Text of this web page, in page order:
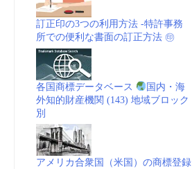
訂正印の3つの利用方法 -特許事務
所での便利な書面の訂正方法 ㊞
各国商標データベース
国内・海
外知的財産機関 (143) 地域ブロック
別
アメリカ合衆国（米国）の商標登録